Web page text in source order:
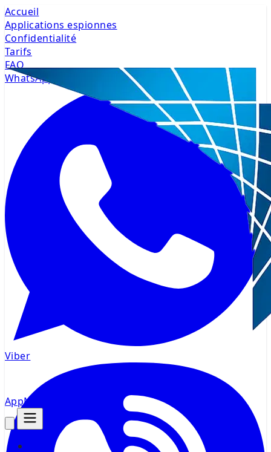
AppMsr
Accueil
Applications espionnes
Confidentialité
Tarifs
FAQ
WhatsApp
Viber